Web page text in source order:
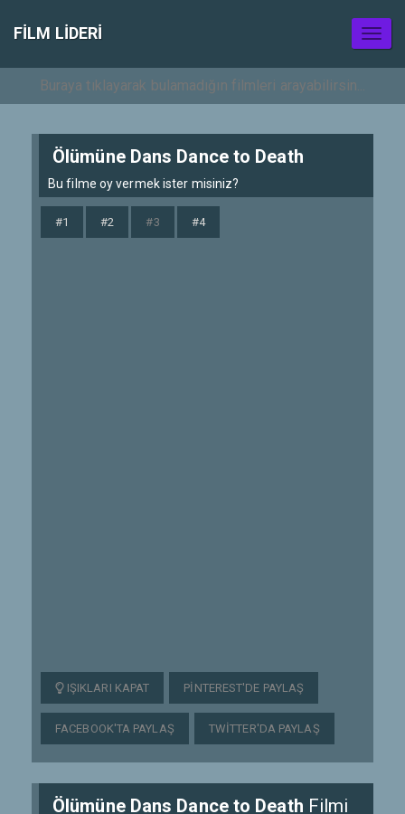
FILM LIDERI
Ölümüne Dans Dance to Death
Bu filme oy vermek ister misiniz?
#1 #2 #3 #4
IŞIKLARI KAPAT PINTEREST'DE PAYLAŞ
FACEBOOK'TA PAYLAŞ TWITTER'DA PAYLAŞ
Ölümüne Dans Dance to Death Filmi